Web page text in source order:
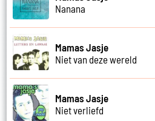
Nanana
Mamas Jasje
Niet van deze wereld
Mamas Jasje
Niet verliefd